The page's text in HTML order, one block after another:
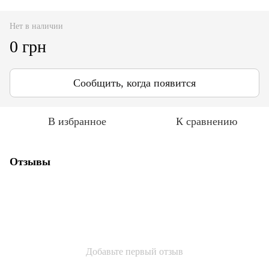
Нет в наличии
0 грн
Сообщить, когда появится
В избранное К сравнению
Отзывы
Добавьте первый отзыв